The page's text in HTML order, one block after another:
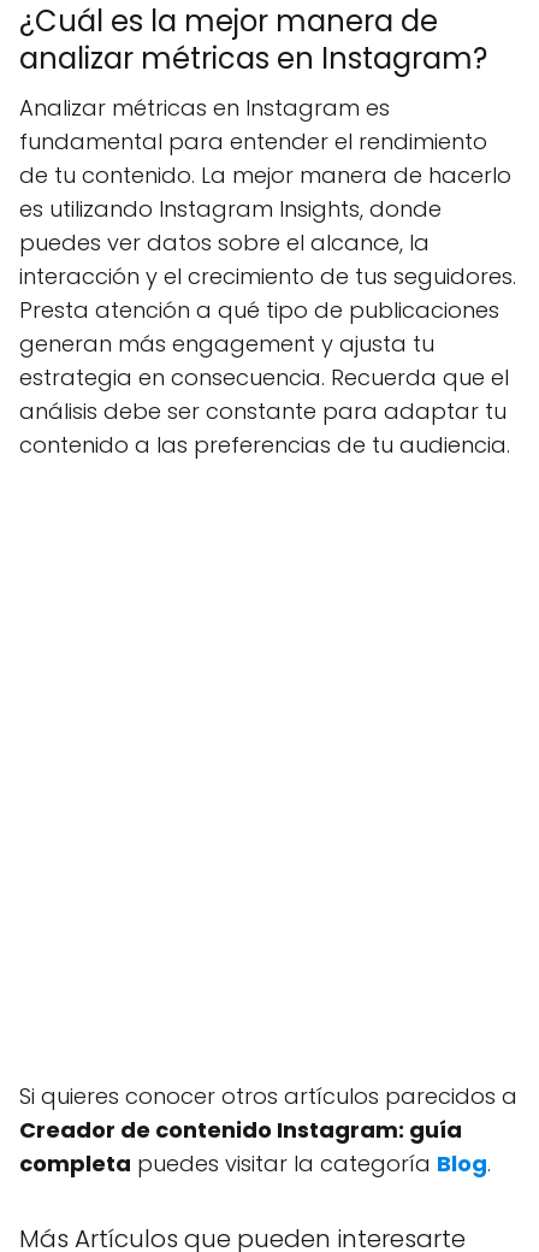
¿Cuál es la mejor manera de
analizar métricas en Instagram?
Analizar métricas en Instagram es
fundamental para entender el rendimiento
de tu contenido. La mejor manera de hacerlo
es utilizando Instagram Insights, donde
puedes ver datos sobre el alcance, la
interacción y el crecimiento de tus seguidores.
Presta atención a qué tipo de publicaciones
generan más engagement y ajusta tu
estrategia en consecuencia. Recuerda que el
análisis debe ser constante para adaptar tu
contenido a las preferencias de tu audiencia.
Si quieres conocer otros artículos parecidos a
Creador de contenido Instagram: guía
completa puedes visitar la categoría Blog.
Más Artículos que pueden interesarte